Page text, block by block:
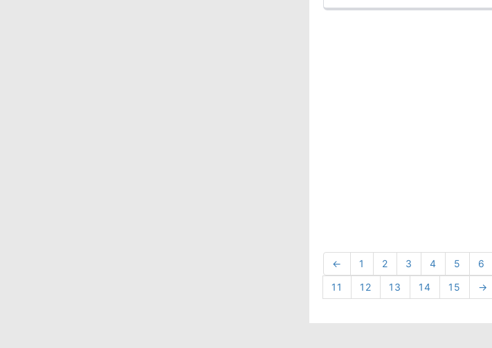
← 1 2 3 4 5 6
11
12 13 14 15 →